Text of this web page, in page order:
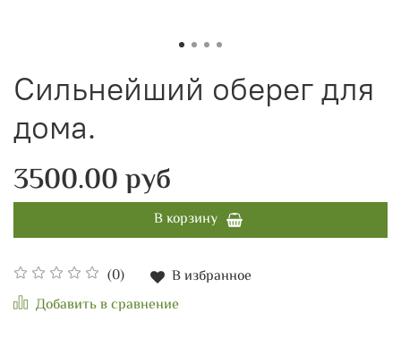
Сильнейший оберег для
дома.
(0)
В избранное
Добавить в сравнение
3500.00 руб
В корзину